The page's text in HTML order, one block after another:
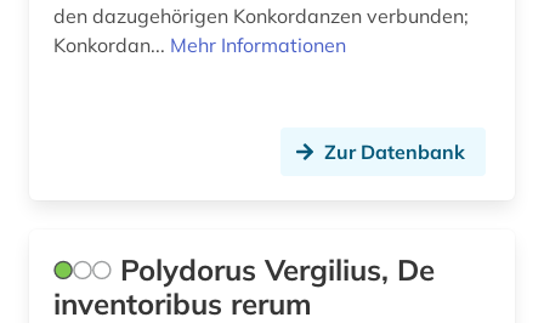
portugiesisch (2)
romanische philologie (1)
den dazugehörigen Konkordanzen verbunden;
Konkordan... Mehr Informationen
Zur Datenbank
Polydorus Vergilius, De
inventoribus rerum